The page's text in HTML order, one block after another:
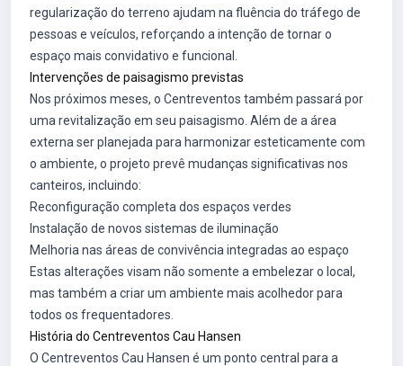
regularização do terreno ajudam na fluência do tráfego de
pessoas e veículos, reforçando a intenção de tornar o
espaço mais convidativo e funcional.
Intervenções de paisagismo previstas
Nos próximos meses, o Centreventos também passará por
uma revitalização em seu paisagismo. Além de a área
externa ser planejada para harmonizar esteticamente com
o ambiente, o projeto prevê mudanças significativas nos
canteiros, incluindo:
Reconfiguração completa dos espaços verdes
Instalação de novos sistemas de iluminação
Melhoria nas áreas de convivência integradas ao espaço
Estas alterações visam não somente a embelezar o local,
mas também a criar um ambiente mais acolhedor para
todos os frequentadores.
História do Centreventos Cau Hansen
O Centreventos Cau Hansen é um ponto central para a